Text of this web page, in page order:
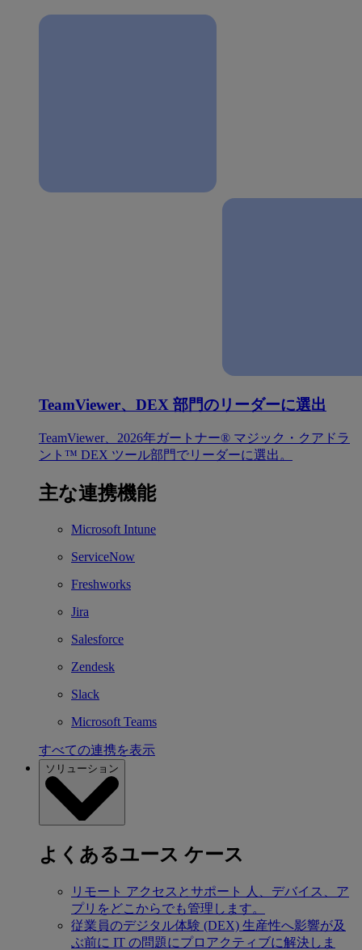
TeamViewer、DEX 部門のリーダーに選出
TeamViewer、2026年ガートナー® マジック・クアドラ
ント™ DEX ツール部門でリーダーに選出。
主な連携機能
Microsoft Intune
ServiceNow
Freshworks
Jira
Salesforce
Zendesk
Slack
Microsoft Teams
すべての連携を表示
ソリューション
よくあるユース ケース
リモート アクセスとサポート
人、デバイス、ア
プリをどこからでも管理します。
従業員のデジタル体験 (DEX) 生産性へ影響が及
ぶ前に IT の問題にプロアクティブに解決しま